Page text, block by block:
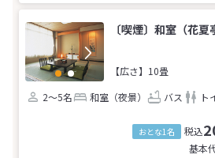
〔喫煙〕和室（花
【広さ】10畳
2～5名
和室（夜景） バス ト
おとな1名 税込
基本